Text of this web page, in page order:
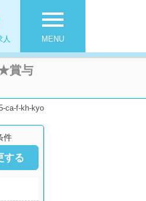
menu
MENU
人
賞与
ca-f-kh-kyo
件
する